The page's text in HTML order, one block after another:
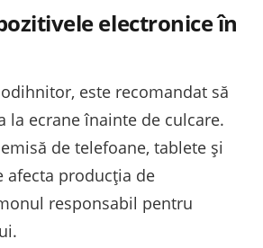
electronice în
este recomandat să
la ecrane înainte de culcare.
de telefoane, tablete și
afecta producția de
responsabil pentru